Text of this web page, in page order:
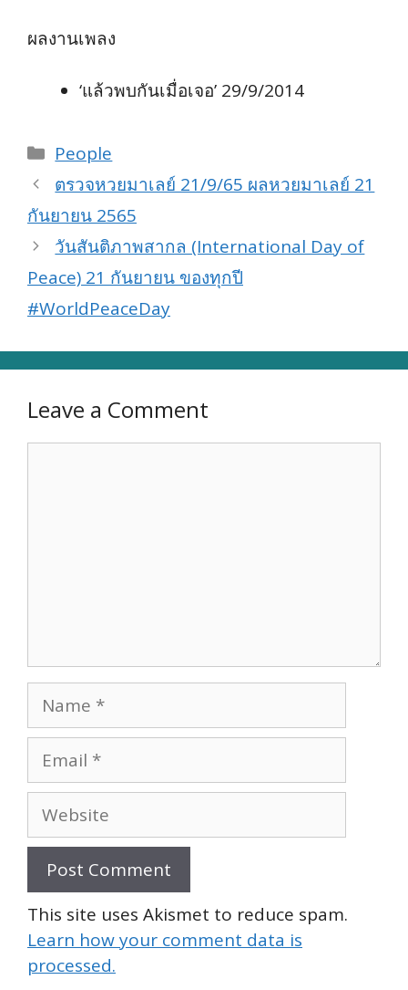
ผลงานเพลง
‘แล้วพบกันเมื่อเจอ’ 29/9/2014
Categories
People
ตรวจหวยมาเลย์ 21/9/65 ผลหวยมาเลย์ 21
กันยายน 2565
วันสันติภาพสากล (International Day of
Peace) 21 กันยายน ของทุกปี
#WorldPeaceDay
Leave a Comment
Name
Email
Website
This site uses Akismet to reduce spam.
Learn how your comment data is
processed.